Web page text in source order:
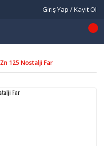
Giriş Yap / Kayıt Ol
Zn 125 Nostalji Far